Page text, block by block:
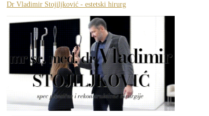
Dr Vladimir Stojiljković - estetski hirurg